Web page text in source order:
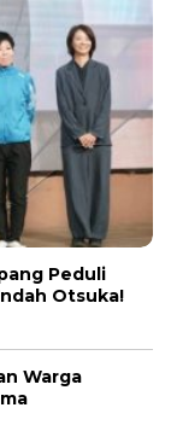
Peduli
Otsuka!
Warga